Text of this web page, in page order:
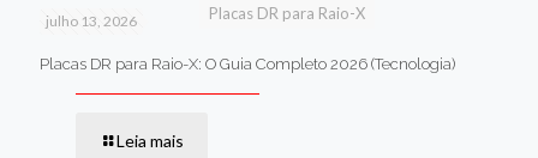
Placas DR para Raio-X
julho 13, 2026
Placas DR para Raio-X: O Guia Completo 2026 (Tecnologia)
Leia mais